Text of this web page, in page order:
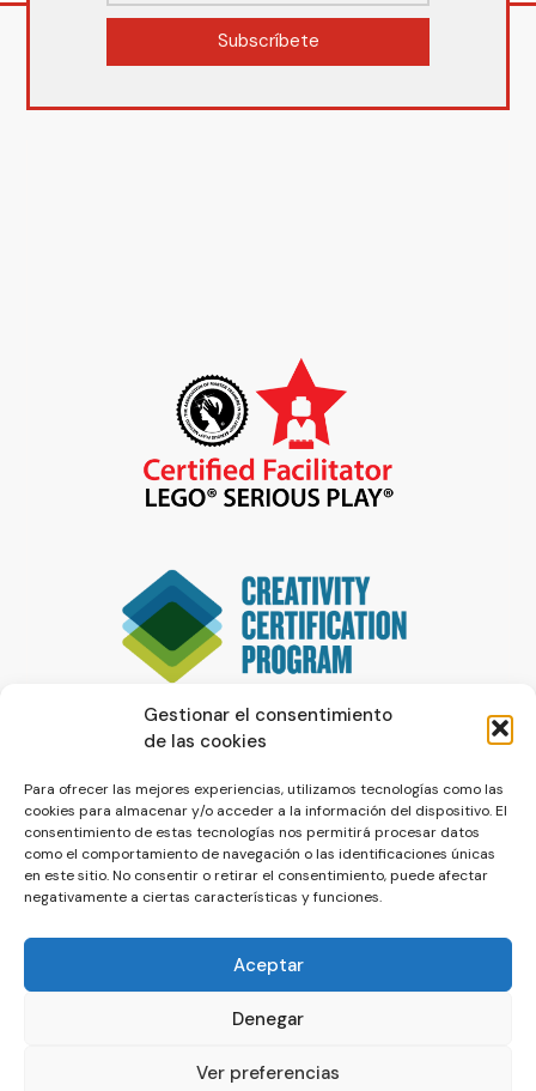
Gestionar el consentimiento
de las cookies
Para ofrecer las mejores experiencias, utilizamos tecnologías como las
cookies para almacenar y/o acceder a la información del dispositivo. El
consentimiento de estas tecnologías nos permitirá procesar datos
como el comportamiento de navegación o las identificaciones únicas
en este sitio. No consentir o retirar el consentimiento, puede afectar
negativamente a ciertas características y funciones.
Aceptar
Denegar
Ver preferencias
Subscríbete
© La Servilleta - El Blog de Paco Prieto